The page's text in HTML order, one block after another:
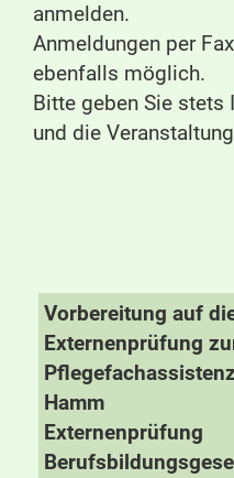
anmelden.
Anmeldungen per
ebenfalls möglich.
Bitte geben Sie stets
und die
Vorbereitung auf
Externenprüfung
Hamm
Externenprüfung